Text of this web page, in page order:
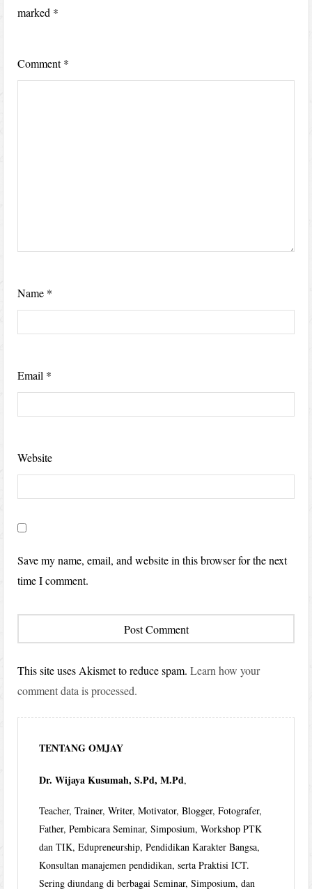
marked *
Comment*
Name *
Email *
Website
Save my name, email, and website in this browser for the next
time I comment.
This site uses Akismet to reduce spam.Learn how your
comment data is processed.
TENTANG OMJAY
Dr. Wijaya Kusumah, S.Pd, M.Pd,
Teacher, Trainer, Writer, Motivator, Blogger, Fotografer,
Father, Pembicara Seminar, Simposium, Workshop PTK
dan TIK, Edupreneurship, Pendidikan Karakter Bangsa,
Konsultan manajemen pendidikan, serta Praktisi ICT.
Sering diundang di berbagai Seminar, Simposium, dan